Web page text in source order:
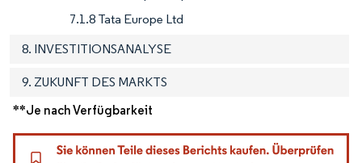
7.1.8 Tata Europe Ltd
8. INVESTITIONSANALYSE
9. ZUKUNFT DES MARKTS
**Je nach Verfügbarkeit